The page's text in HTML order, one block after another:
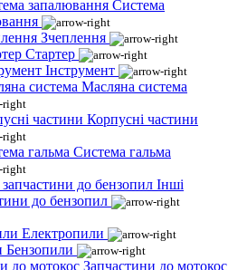
Система
Зчеплення
Стартер
Інструмент
Масляна система
Корпусні частини
Система гальма
Інші
до бензопил
Електропили
Бензопили
Запчастини до мотокос